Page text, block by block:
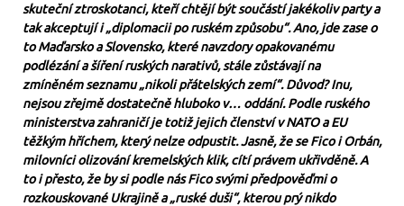
skuteční ztroskotanci, kteří chtějí být součástí jakékoliv party a
tak akceptují i „diplomacii po ruském způsobu“. Ano, jde zase o
to Maďarsko a Slovensko, které navzdory opakovanému
podlézání a šíření ruských narativů, stále zůstávají na
zmíněném seznamu „nikoli přátelských zemí“. Důvod? Inu,
nejsou zřejmě dostatečně hluboko v… oddání. Podle ruského
ministerstva zahraničí je totiž jejich členství v NATO a EU
těžkým hříchem, který nelze odpustit. Jasně, že se Fico i Orbán,
milovníci olizování kremelských klik, cítí právem ukřivděně. A
to i přesto, že by si podle nás Fico svými předpověďmi o
rozkouskované Ukrajině a „ruské duši“, kterou prý nikdo